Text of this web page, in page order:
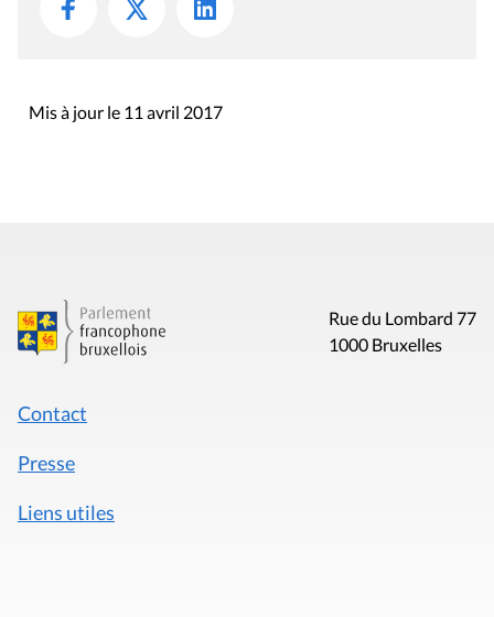
Mis à jour le 11 avril 2017
Rue du Lombard 77
1000 Bruxelles
Contact
Presse
Liens utiles